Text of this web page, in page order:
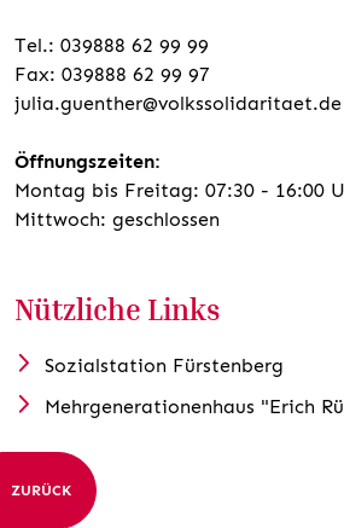
Tel.: 039888 62 99 99
Fax: 039888 62 99 97
julia.guenther@volkssolidaritaet.de
Öffnungszeiten:
Montag bis Freitag: 07:30 - 16:00
Mittwoch: geschlossen
Nützliche Links
Sozialstation Fürstenberg
Mehrgenerationenhaus "Erich
ZURÜCK